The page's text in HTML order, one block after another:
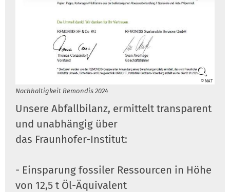
© MAT
Nachhaltigkeit Remondis 2024
Unsere Abfallbilanz, ermittelt transparent
und unabhängig über
das Fraunhofer-Institut:
- Einsparung fossiler Ressourcen in Höhe
von 12,5 t Öl-Äquivalent